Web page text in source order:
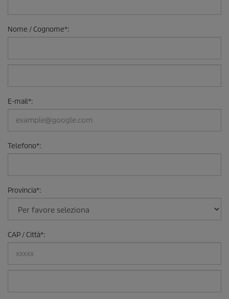
Nome / Cognome*:
E-mail*:
Telefono*:
Provincia*:
CAP / Città*: